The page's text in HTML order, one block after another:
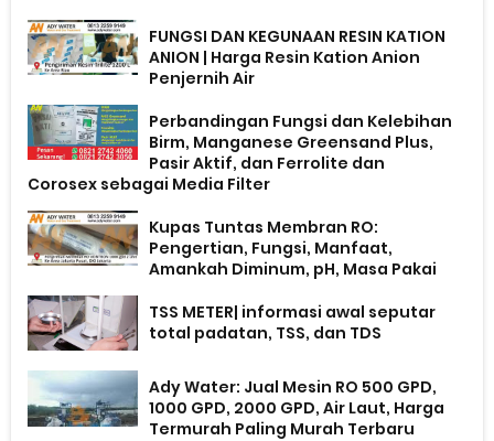
FUNGSI DAN KEGUNAAN RESIN KATION
ANION | Harga Resin Kation Anion
Penjernih Air
Perbandingan Fungsi dan Kelebihan
Birm, Manganese Greensand Plus,
Pasir Aktif, dan Ferrolite dan
Corosex sebagai Media Filter
Kupas Tuntas Membran RO:
Pengertian, Fungsi, Manfaat,
Amankah Diminum, pH, Masa Pakai
TSS METER| informasi awal seputar
total padatan, TSS, dan TDS
Ady Water: Jual Mesin RO 500 GPD,
1000 GPD, 2000 GPD, Air Laut, Harga
Termurah Paling Murah Terbaru